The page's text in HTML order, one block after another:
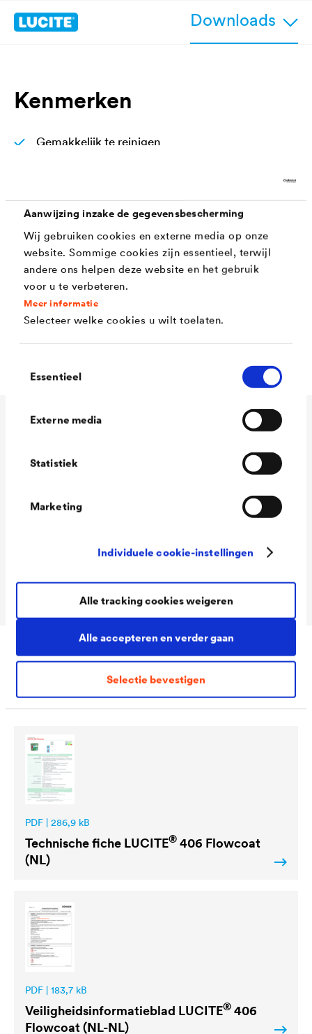
Aanwijzing inzake de gegevensbescherming
Wij gebruiken cookies en externe media op onze
website. Sommige cookies zijn essentieel, terwijl
andere ons helpen deze website en het gebruik
voor u te verbeteren.
Meer informatie
Selecteer welke cookies u wilt toelaten.
Essentieel
Externe media
Statistiek
Marketing
Individuele cookie-instellingen
Alle accepteren en verder gaan
Selectie bevestigen
Alle tracking cookies weigeren
Downloads
Kenmerken
Gemakkelijk te reinigen
Bestendig tegen desinfectiemiddelen.
Homogeen, glad oppervlak met een fijne matte
afwerking
Ongevoelig voor strijklicht
Silicium - Carbon - Technology
Oplosmiddel - en weekmakervrij
Packaging Sizes
MIX
Downloads
PDF | 286,9 kB
Technische fiche LUCITE® 406 Flowcoat
(NL)
PDF | 183,7 kB
Veiligheidsinformatieblad LUCITE® 406
Flowcoat (NL-NL)